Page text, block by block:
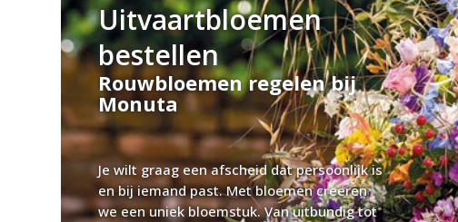
Uitvaartbloemen
bestellen
Rouwbloemen regelen bij
Monuta
Je wilt graag een afscheid dat persoonlijk is
en bij iemand past. Met bloemen creëren
we een uniek bloemstuk. Van uitbundig tot